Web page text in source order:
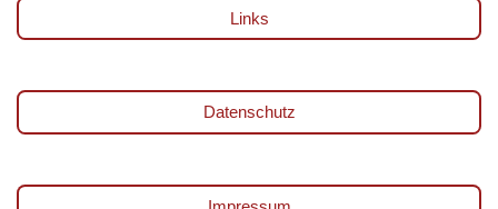
Links
Datenschutz